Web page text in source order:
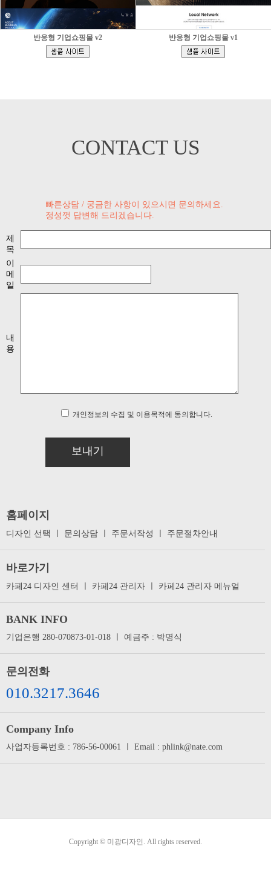
반응형 기업쇼핑몰 v2
반응형 기업쇼핑몰 v1
CONTACT US
빠른상담 / 궁금한 사항이 있으시면 문의하세요.
정성껏 답변해 드리겠습니다.
제
목
이
메
일
내
용
개인정보의 수집 및 이용목적에 동의합니다.
보내기
홈페이지
디자인 선택 문의상담 주문서작성 주문절차안내
바로가기
카페24 디자인 센터 카페24 관리자 카페24 관리자 메뉴얼
BANK INFO
기업은행 280-070873-01-018 ㅣ 예금주 : 박명식
문의전화
010.3217.3646
Company Info
사업자등록번호 : 786-56-00061 ㅣ Email : phlink@nate.com
Copyright © 미광디자인. All rights reserved.